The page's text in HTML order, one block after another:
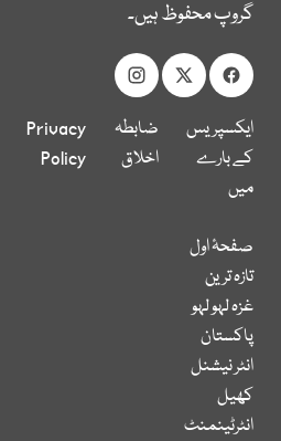
گروپ محفوظ ہیں۔
ایکسپریس
کے بارے
میں
ضابطہ
اخلاق
Privacy
Policy
صفحۂ اول
تازہ ترین
غزہ لہو لہو
پاکستان
انٹر نیشنل
کھیل
انٹرٹینمنٹ